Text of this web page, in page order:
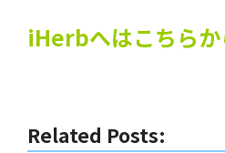
iHerbへはこちらか
Related Posts: